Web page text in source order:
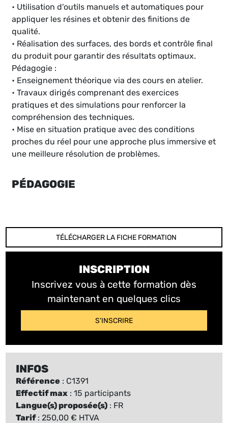
• Utilisation d'outils manuels et automatiques pour
appliquer les résines et obtenir des finitions de
qualité.
• Réalisation des surfaces, des bords et contrôle final
du produit pour garantir des résultats optimaux.
Pédagogie :
• Enseignement théorique via des cours en atelier.
• Travaux dirigés comprenant des exercices
pratiques et des simulations pour renforcer la
compréhension des techniques.
• Mise en situation pratique avec des conditions
proches du réel pour une approche plus immersive et
une meilleure résolution de problèmes.
PÉDAGOGIE
TÉLÉCHARGER LA FICHE FORMATION
INSCRIPTION
Inscrivez vous à cette formation dès
maintenant en quelques clics
S'INSCRIRE
INFOS
Référence : C1391
Effectif max : 15 participants
Langue(s) proposée(s) : FR
Tarif: 250,00 € HTVA